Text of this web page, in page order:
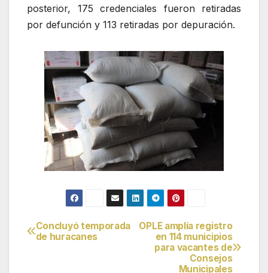
posterior, 175 credenciales fueron retiradas
por defunción y 113 retiradas por depuración.
Navegación
OPLE amplía registro
en 114 municipios
para vacantes de
Consejos
Municipales
Concluyó temporada
de huracanes